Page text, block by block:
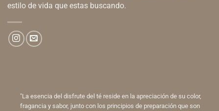
estilo de vida que estas buscando.
"La esencia del disfrute del té reside en la apreciación de su color,
fragancia y sabor, junto con los principios de preparación que son